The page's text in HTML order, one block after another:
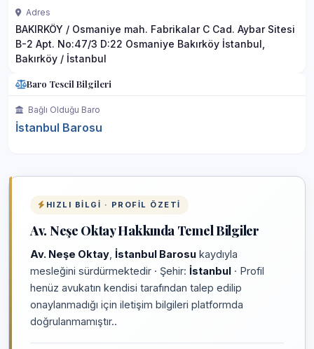
Adres
BAKIRKÖY / Osmaniye mah. Fabrikalar C Cad. Aybar Sitesi
B-2 Apt. No:47/3 D:22 Osmaniye Bakırköy İstanbul,
Bakırköy / İstanbul
Baro Tescil Bilgileri
Bağlı Olduğu Baro
İstanbul Barosu
HIZLI BILGI · PROFIL ÖZETI
Av. Neşe Oktay Hakkında Temel Bilgiler
Av. Neşe Oktay İstanbul Barosu kaydıyla
mesleğini sürdürmektedir · Şehir: İstanbul · Profil
henüz avukatın kendisi tarafından talep edilip
onaylanmadığı için iletişim bilgileri platformda
doğrulanmamıştır..